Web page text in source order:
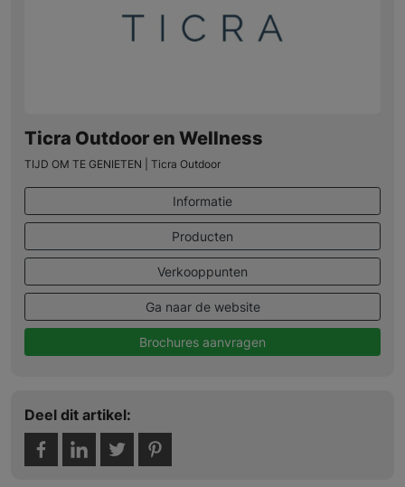
Ticra Outdoor en Wellness
TIJD OM TE GENIETEN | Ticra Outdoor
Informatie
Producten
Verkooppunten
Ga naar de website
Brochures aanvragen
Deel dit artikel: